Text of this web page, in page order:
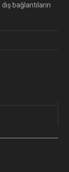
bağlantıların